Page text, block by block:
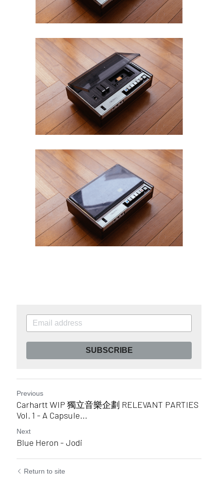
SUBSCRIBE
Previous
Carhartt WIP 獨立音樂企劃 RELEVANT PARTIES
Vol. 1 - A Capsule...
Next
Blue Heron - Jodi
Return to site